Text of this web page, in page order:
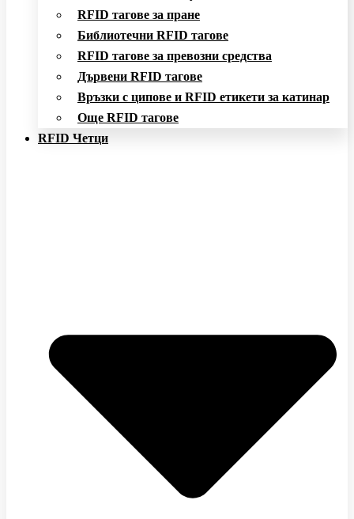
RFID тагове за пране
Библиотечни RFID тагове
RFID тагове за превозни средства
Дървени RFID тагове
Връзки с ципове и RFID етикети за катинар
Още RFID тагове
RFID Четци